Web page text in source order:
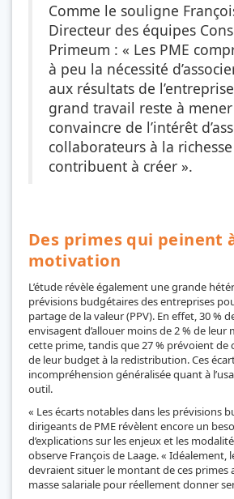
Comme le souligne
Directeur des équipes
Primeum : « Les PME
à peu la nécessité
aux résultats de
grand travail reste à
convaincre de l’intérêt
collaborateurs à la richesse
contribuent à créer ».
Des primes qui peinent
motivation
L’étude révèle également une grande
prévisions budgétaires des entreprises
partage de la valeur (PPV). En effet, 30 %
envisagent d’allouer moins de 2 % de leur
cette prime, tandis que 27 % prévoient de
de leur budget à la redistribution. Ces
incompréhension généralisée quant à
outil.
« Les écarts notables dans les prévisions
dirigeants de PME révèlent encore un
d’explications sur les enjeux et les
observe François de Laage. « Idéalement,
devraient situer le montant de ces primes
masse salariale pour réellement donner